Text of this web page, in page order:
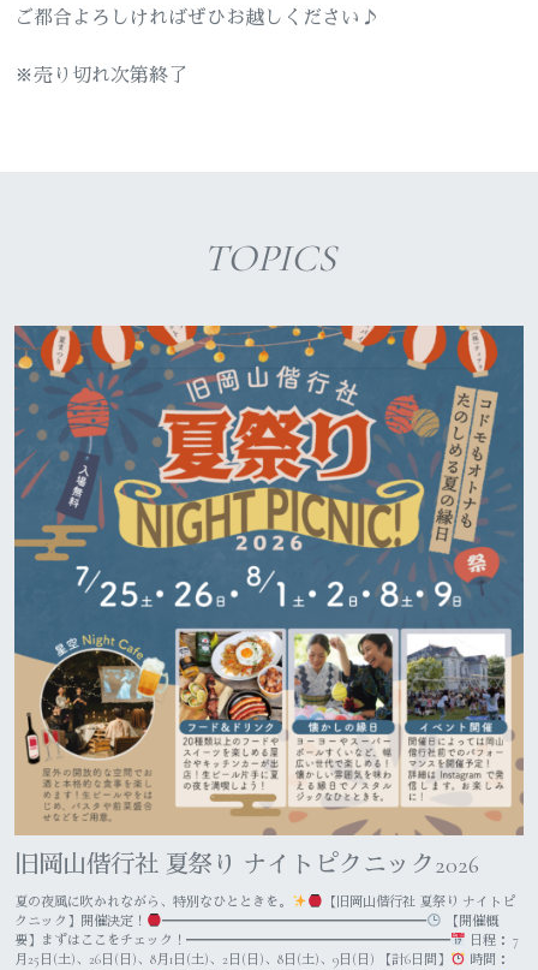
ご都合よろしければぜひお越しください♪
※売り切れ次第終了
TOPICS
旧岡山偕行社 夏祭り ナイトピクニック2026
夏の夜風に吹かれながら、特別なひとときを。
【旧岡山偕行社 夏祭り ナイトピ
クニック】開催決定！
━━━━━━━━━━━━━━━━━━━━
【開催概
要】まずはここをチェック！━━━━━━━━━━━━━━━━━━━━
日程： 7
月25日(土)、26日(日)、8月1日(土)、2日(日)、8日(土)、9日(日) 【計6日間】
時間：